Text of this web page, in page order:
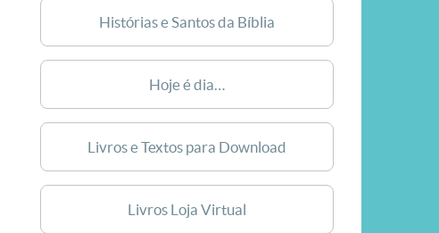
Histórias e Santos da Bíblia
Hoje é dia…
Livros e Textos para Download
Livros Loja Virtual